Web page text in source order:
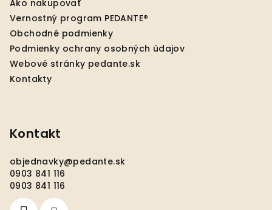
Ako nakupovať
Vernostný program PEDANTE®
Obchodné podmienky
Podmienky ochrany osobných údajov
Webové stránky pedante.sk
Kontakty
Kontakt
objednavky@pedante.sk
0903 841 116
0903 841 116